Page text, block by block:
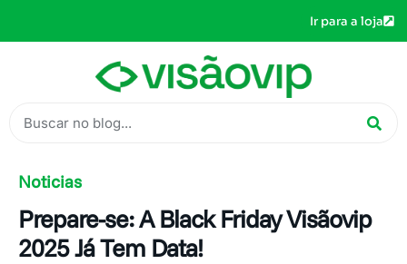
Ir para a loja
Noticias
Prepare-se: A Black Friday Visãovip
2025 Já Tem Data!